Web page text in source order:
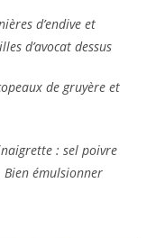
d’endive et
d’avocat dessus
de gruyère et
: sel poivre
émulsionner